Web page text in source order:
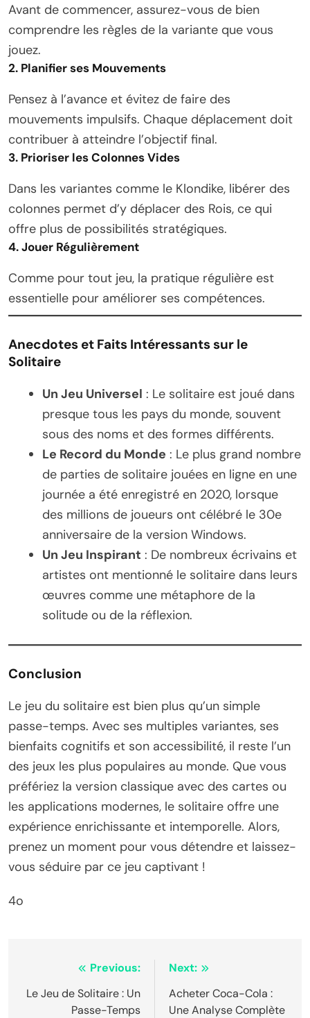
Avant de commencer, assurez-vous de bien
comprendre les règles de la variante que vous
jouez.
2. Planifier ses Mouvements
Pensez à l’avance et évitez de faire des
mouvements impulsifs. Chaque déplacement doit
contribuer à atteindre l’objectif final.
3. Prioriser les Colonnes Vides
Dans les variantes comme le Klondike, libérer des
colonnes permet d’y déplacer des Rois, ce qui
offre plus de possibilités stratégiques.
4. Jouer Régulièrement
Comme pour tout jeu, la pratique régulière est
essentielle pour améliorer ses compétences.
Anecdotes et Faits Intéressants sur le
Solitaire
Un Jeu Universel : Le solitaire est joué dans
presque tous les pays du monde, souvent
sous des noms et des formes différents.
Le Record du Monde : Le plus grand nombre
de parties de solitaire jouées en ligne en une
journée a été enregistré en 2020, lorsque
des millions de joueurs ont célébré le 30e
anniversaire de la version Windows.
Un Jeu Inspirant : De nombreux écrivains et
artistes ont mentionné le solitaire dans leurs
œuvres comme une métaphore de la
solitude ou de la réflexion.
Conclusion
Le jeu du solitaire est bien plus qu’un simple
passe-temps. Avec ses multiples variantes, ses
bienfaits cognitifs et son accessibilité, il reste l’un
des jeux les plus populaires au monde. Que vous
préfériez la version classique avec des cartes ou
les applications modernes, le solitaire offre une
expérience enrichissante et intemporelle. Alors,
prenez un moment pour vous détendre et laissez-
vous séduire par ce jeu captivant !
4o
navigation
Previous:
Le Jeu de Solitaire : Un
Passe-Temps
Next:
Acheter Coca-Cola :
Une Analyse Complète